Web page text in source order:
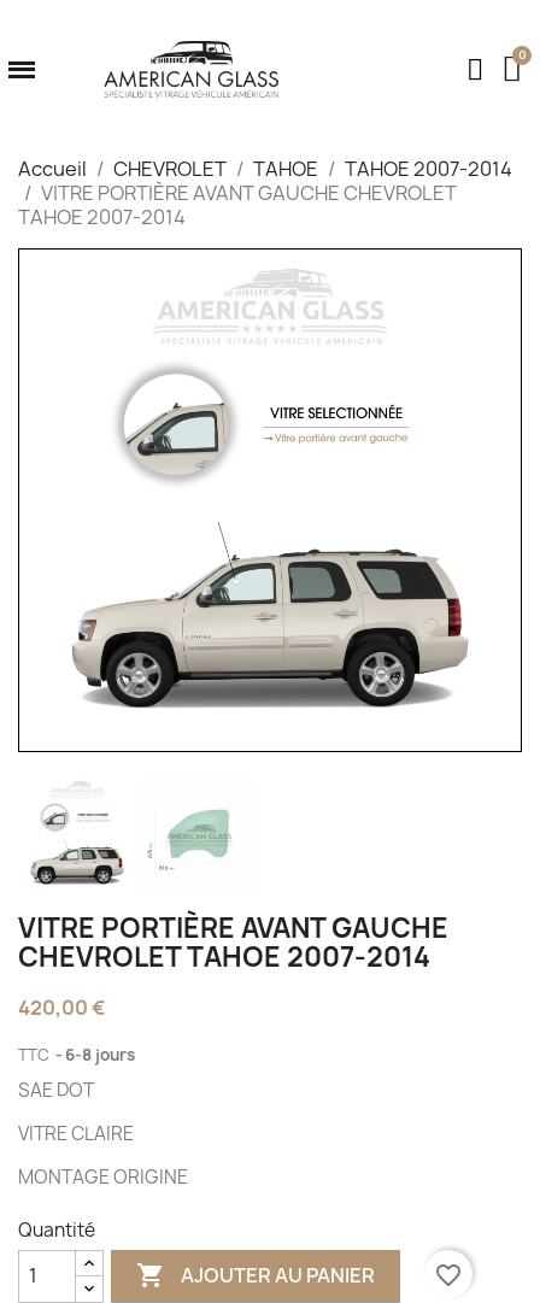
Accueil CHEVROLET TAHOE
TAHOE 2007-2014
VITRE PORTIÈRE AVANT GAUCHE CHEVROLET
TAHOE 2007-2014
VITRE PORTIÈRE AVANT GAUCHE
CHEVROLET TAHOE 2007-2014
420,00 €
TTC 6-8 jours
SAE DOT
VITRE CLAIRE
MONTAGE ORIGINE
Quantité
 AJOUTER AU PANIER favorite_border